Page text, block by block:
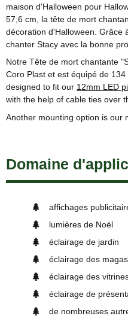
maison d'Halloween pour
57,6 cm, la tête de mort
décoration d'Halloween. Grâce
chanter Stacy avec la bonne
Notre Tête de mort chantante
Coro Plast et est équipé de
designed to fit our 12mm LED
with the help of cable ties over
Another mounting option is our
Domaine
affichages
lumières de Noël
éclairage de jardin
éclairage des
éclairage des
éclairage de
de nombreuses